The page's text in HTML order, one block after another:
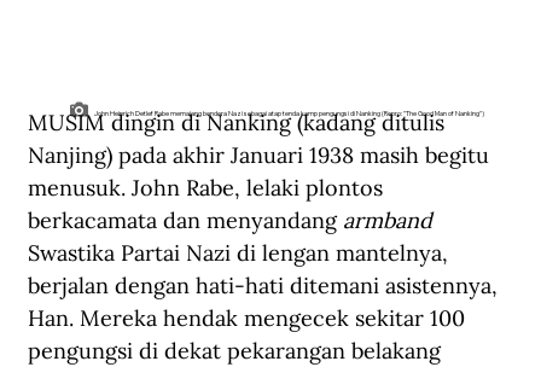
John Heinrich Detlef Rabe memajang bendera Nazi sebagai atap tenda kamp pengungsi di Nanking (Repro: "The Good Man of Nanking")
MUSIM dingin di Nanking (kadang ditulis
Nanjing) pada akhir Januari 1938 masih begitu
menusuk. John Rabe, lelaki plontos
berkacamata dan menyandang armband
Swastika Partai Nazi di lengan mantelnya,
berjalan dengan hati-hati ditemani asistennya,
Han. Mereka hendak mengecek sekitar 100
pengungsi di dekat pekarangan belakang